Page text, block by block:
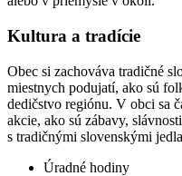
Kultura a tradície
Obec si zachováva tradičné
miestnych podujatí, ako sú
dedičstvo regiónu. V obci sa
akcie, ako sú zábavy,
s tradičnými slovenskými
Úradné hodiny